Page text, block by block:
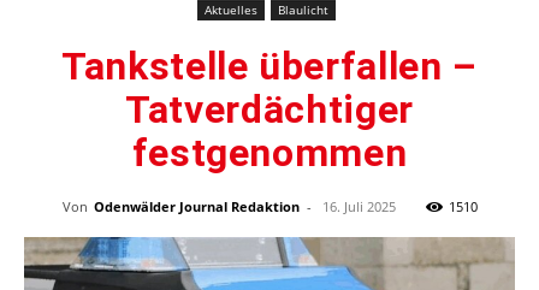
Aktuelles Blaulicht
Tankstelle überfallen –
Tatverdächtiger
festgenommen
Von Odenwälder Journal Redaktion - 16. Juli 2025 1510